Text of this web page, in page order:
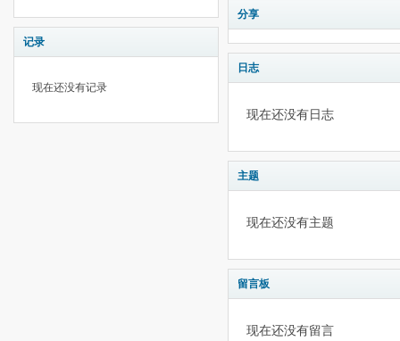
记录
现在还没有记录
分享
日志
现在还没有日志
主题
现在还没有主题
留言板
现在还没有留言